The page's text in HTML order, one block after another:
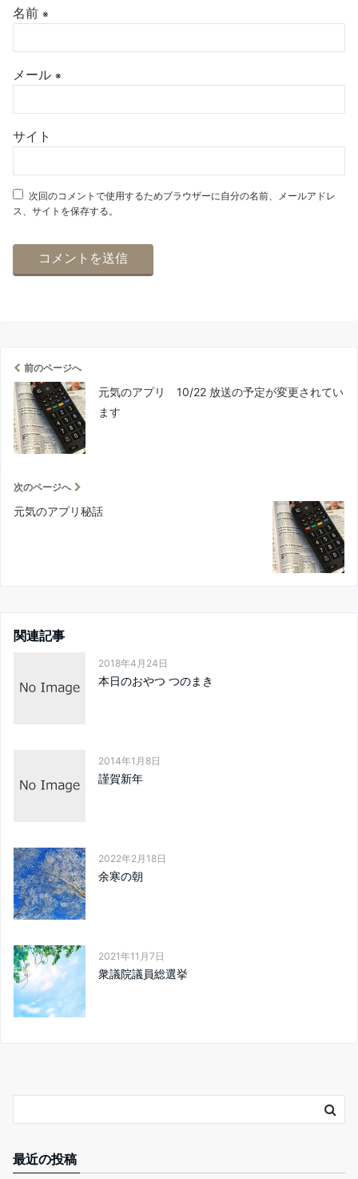
名前 ※
メール ※
サイト
次回のコメントで使用するためブラウザーに自分の名前、メールアドレ
ス、サイトを保存する。
前のページへ
元気のアプリ 10/22 放送の予定が変更されてい
ます
次のページへ
元気のアプリ秘話
関連記事
2018年4月24日
本日のおやつ つのまき
2014年1月8日
謹賀新年
2022年2月18日
余寒の朝
2021年11月7日
衆議院議員総選挙
最近の投稿